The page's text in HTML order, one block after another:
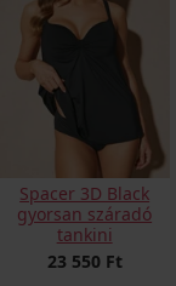
Spacer 3D Black
gyorsan száradó
tankini
23 550 Ft